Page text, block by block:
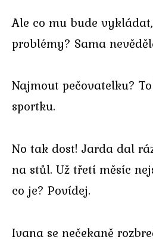
Ale co mu bude
problémy? Sama
Najmout pečovatelku?
sportku.
No tak dost! Jarda dal
na stůl. Už třetí měsíc
co je? Povídej.
Ivana se nečekaně